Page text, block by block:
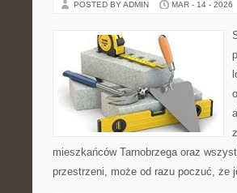
POSTED BY ADMIN MAR - 14 - 2026
mieszkańców Tarnobrzega oraz
przestrzeni, może od razu poczuć,